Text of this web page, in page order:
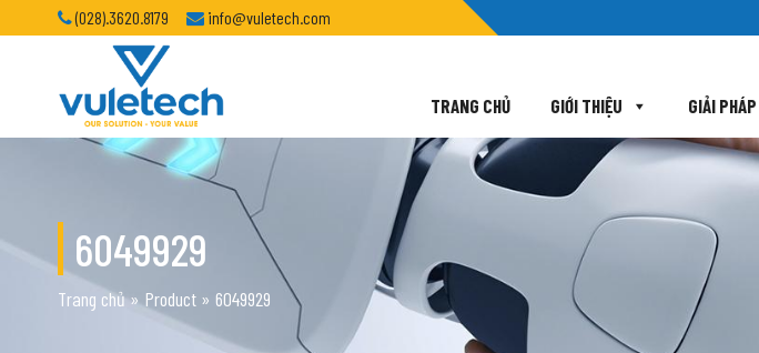
(028).3620.8179 info@vuletech.com
TRANG CHỦ GIỚI THIỆU GIẢI PHÁP
6049929
Trang chủ» Product » 6049929